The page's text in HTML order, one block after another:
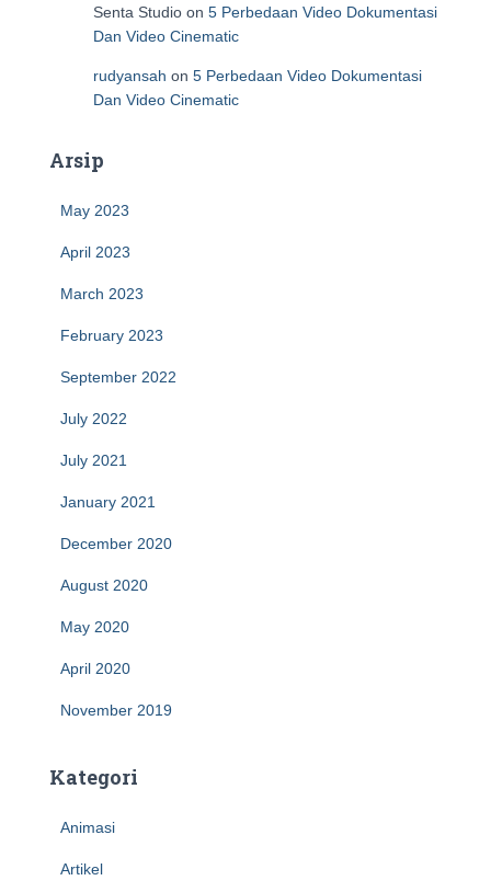
Senta Studio on 5 Perbedaan Video Dokumentasi
Dan Video Cinematic
rudyansah on 5 Perbedaan Video Dokumentasi
Dan Video Cinematic
Arsip
May 2023
April 2023
March 2023
February 2023
September 2022
July 2022
July 2021
January 2021
December 2020
August 2020
May 2020
April 2020
November 2019
Kategori
Animasi
Artikel